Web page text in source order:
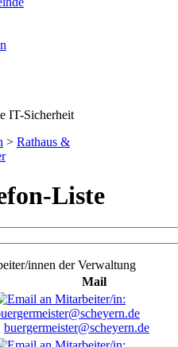
> Rathaus &
Liste
innen der Verwaltung
Mail
buergermeister@scheyern.de